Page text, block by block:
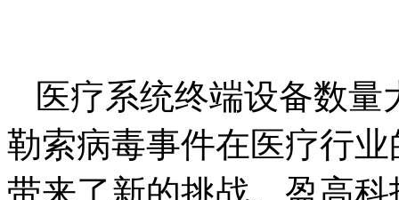
医疗系统终端设备数
勒索病毒事件在医疗行
带来了新的挑战。盈高